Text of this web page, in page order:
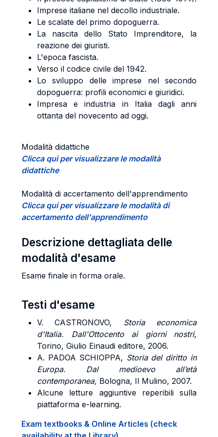
Imprese italiane nel decollo industriale.
Le scalate del primo dopoguerra.
La nascita dello Stato Imprenditore, la
reazione dei giuristi.
L'epoca fascista.
Verso il codice civile del 1942.
Lo sviluppo delle imprese nel secondo
dopoguerra: profili economici e giuridici.
Impresa e industria in Italia dagli anni
ottanta del novecento ad oggi.
Modalità didattiche
Clicca qui per visualizzare le modalità
didattiche
Modalità di accertamento dell'apprendimento
Clicca qui per visualizzare le modalità di
accertamento dell'apprendimento
Descrizione dettagliata delle
modalità d'esame
Esame finale in forma orale.
Testi d'esame
V. CASTRONOVO, Storia economica
d'Italia. Dall'Ottocento ai giorni nostri,
Torino, Giulio Einaudi editore, 2006.
A. PADOA SCHIOPPA, Storia del diritto in
Europa. Dal medioevo all’età
contemporanea, Bologna, Il Mulino, 2007.
Alcune letture aggiuntive reperibili sulla
piattaforma e-learning.
Exam textbooks & Online Articles (check